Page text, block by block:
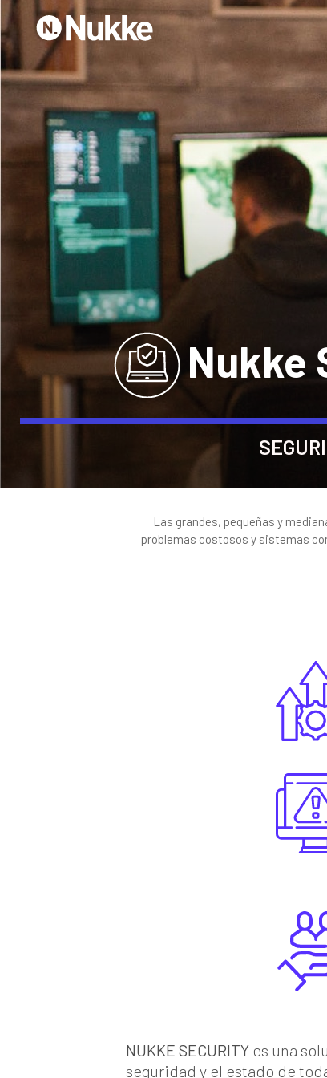
Nukke
Las grandes, pequeñas y
problemas costosos y sistemas
NUKKE SECURITY es una
seguridad y el estado de